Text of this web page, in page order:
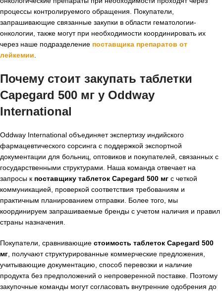
процессы контролируемого обращения. Покупатели,
запрашивающие связанные закупки в области гематологии-
онкологии, также могут при необходимости координировать их
через наше подразделение поставщика препаратов от
лейкемии
Почему стоит закупать таблетки
Capegard 500 мг у Oddway
International
Oddway International объединяет экспертизу индийского
фармацевтического сорсинга с поддержкой экспортной
документации для больниц, оптовиков и покупателей, связанных с
государственными структурами. Наша команда отвечает на
запросы к поставщику таблеток Capegard 500 мг с четкой
коммуникацией, проверкой соответствия требованиям и
практичным планированием отправки. Более того, мы
координируем запрашиваемые бренды с учетом наличия и правил
страны назначения.
Покупатели, сравнивающие стоимость таблеток Capegard 500
мг , получают структурированные коммерческие предложения,
учитывающие документацию, способ перевозки и наличие
продукта без предположений о непроверенной поставке. Поэтому
закупочные команды могут согласовать внутренние одобрения до